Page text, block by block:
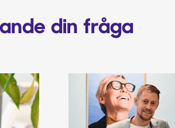
din fråga